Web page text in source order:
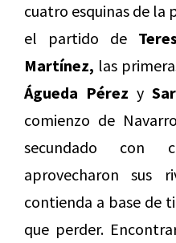
cuatro esquinas de la
el partido de
Martínez, las
Águeda Pérez y
comienzo de
secundado con
aprovecharon sus
contienda a base de
que perder.